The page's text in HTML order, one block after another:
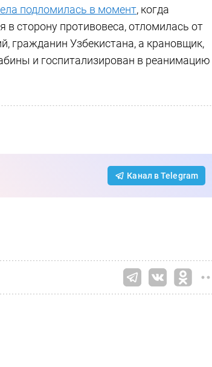
подломилась в момент, когда
в сторону противовеса, отломилась от
гражданин Узбекистана, а крановщик,
и госпитализирован в реанимацию
Канал в Telegram